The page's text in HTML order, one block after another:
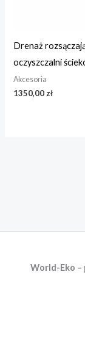
Drenaż
oczyszczalni
Akcesoria
1350,00zł
World-Eko